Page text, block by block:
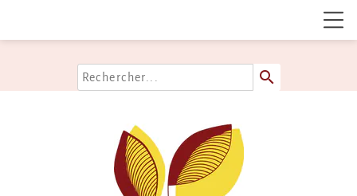
search